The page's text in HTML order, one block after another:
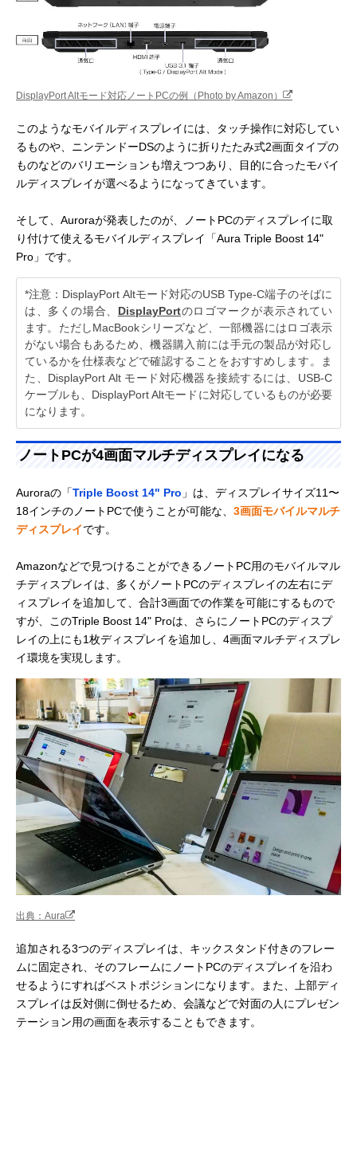
DisplayPort Altモード対応ノートPCの例（Photo by Amazon）
このようなモバイルディスプレイには、タッチ操作に対応してい
るものや、ニンテンドーDSのように折りたたみ式2画面タイプの
ものなどのバリエーションも増えつつあり、目的に合ったモバイ
ルディスプレイが選べるようになってきています。
そして、Auroraが発表したのが、ノートPCのディスプレイに取
り付けて使えるモバイルディスプレイ「Aura Triple Boost 14"
Pro」です。
*注意：DisplayPort Altモード対応のUSB Type-C端子のそばに
は、多くの場合、 DisplayPortのロゴマークが表示されてい
ます。ただしMacBookシリーズなど、一部機器にはロゴ表示
がない場合もあるため、機器購入前には手元の製品が対応し
ているかを仕様表などで確認することをおすすめします。ま
た、DisplayPort Alt モード対応機器を接続するには、USB-C
ケーブルも、DisplayPort Altモードに対応しているものが必要
になります。
ノートPCが4画面マルチディスプレイになる
Auroraの「Triple Boost 14" Pro 」は、ディスプレイサイズ11〜
18インチのノートPCで使うことが可能な、 3画面モバイルマルチ
ディスプレイです。
Amazonなどで見つけることができるノートPC用のモバイルマル
チディスプレイは、多くがノートPCのディスプレイの左右にデ
ィスプレイを追加して、合計3画面での作業を可能にするもので
すが、このTriple Boost 14" Proは、さらにノートPCのディスプ
レイの上にも1枚ディスプレイを追加し、4画面マルチディスプレ
イ環境を実現します。
出典：Aura
追加される3つのディスプレイは、キックスタンド付きのフレー
ムに固定され、そのフレームにノートPCのディスプレイを沿わ
せるようにすればベストポジションになります。また、上部ディ
スプレイは反対側に倒せるため、会議などで対面の人にプレゼン
テーション用の画面を表示することもできます。